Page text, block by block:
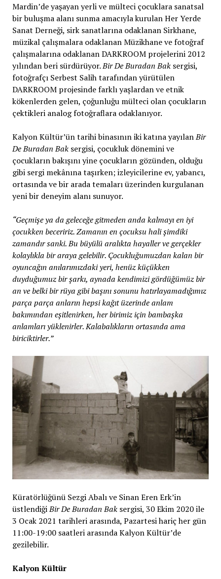
Mardin’de yaşayan yerli ve mülteci çocuklara sanatsal
bir buluşma alanı sunma amacıyla kurulan Her Yerde
Sanat Derneği, sirk sanatlarına odaklanan Sirkhane,
müzikal çalışmalara odaklanan Müzikhane ve fotoğraf
çalışmalarına odaklanan DARKROOM projelerini 2012
yılından beri sürdürüyor.Bir De Buradan Baksergisi,
fotoğrafçı Serbest Salih tarafından yürütülen
DARKROOM projesinde farklı yaşlardan ve etnik
kökenlerden gelen, çoğunluğu mülteci olan çocukların
çektikleri analog fotoğraflara odaklanıyor.
Kalyon Kültür’ün tarihi binasının iki katına yayılanBir
De Buradan Baksergisi, çocukluk dönemini ve
çocukların bakışını yine çocukların gözünden, olduğu
gibi sergi mekânına taşırken; izleyicilerine ev, yabancı,
ortasında ve bir arada temaları üzerinden kurgulanan
yeni bir deneyim alanı sunuyor.
“Geçmişe ya da geleceğe gitmeden anda kalmayı en iyi
çocukken beceririz. Zamanın en çocuksu hali şimdiki
zamandır sanki. Bu büyülü aralıkta hayaller ve gerçekler
kolaylıkla bir araya gelebilir. Çocukluğumuzdan kalan bir
oyuncağın anılarımızdaki yeri, henüz küçükken
duyduğumuz bir şarkı, aynada kendimizi gördüğümüz bir
an ve belki bir rüya gibi başını sonunu hatırlayamadığımız
parça parça anların hepsi kağıt üzerinde anlam
bakımından eşitlenirken, her birimiz için bambaşka
anlamları yüklenirler. Kalabalıkların ortasında ama
biriciktirler.”
Küratörlüğünü Sezgi Abalı ve Sinan Eren Erk’in
üstlendiğiBir De Buradan Baksergisi, 30 Ekim 2020 ile
3 Ocak 2021 tarihleri arasında, Pazartesi hariç her gün
11:00-19:00 saatleri arasında Kalyon Kültür’de
gezilebilir.
Kalyon Kültür